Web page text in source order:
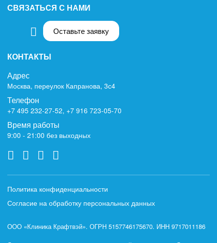
СВЯЗАТЬСЯ С НАМИ
Оставьте заявку
КОНТАКТЫ
Адрес
Москва, переулок Капранова, 3с4
Телефон
+7 495 232-27-52, +7 916 723-05-70
Время работы
9:00 - 21:00 без выходных
Политика конфиденциальности
Согласие на обработку персональных данных
ООО «Клиника Крафтвэй». ОГРН 5157746175670. ИНН 9717011186